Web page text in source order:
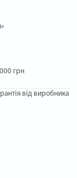
грн
від виробника